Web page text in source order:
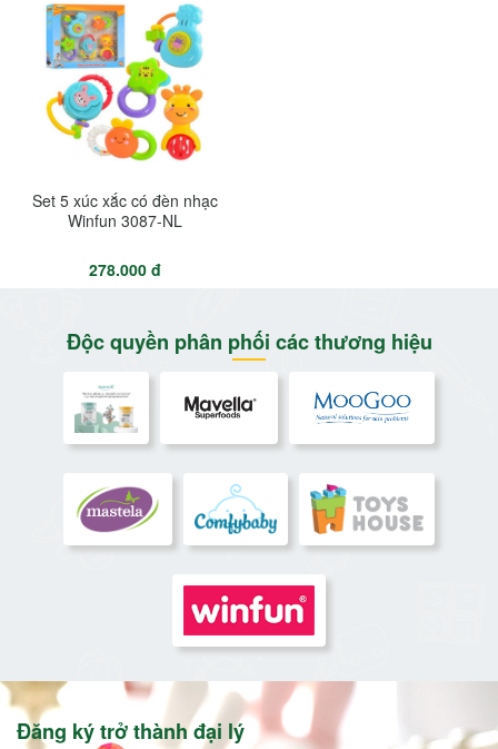
Set 5 xúc xắc có đèn nhạc
Winfun 3087-NL
278.000 đ
Độc quyền phân phối các thương hiệu
Đăng ký trở thành đại lý